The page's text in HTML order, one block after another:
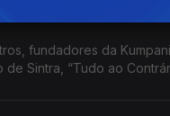
fundadores da
Sintra, “Tudo ao